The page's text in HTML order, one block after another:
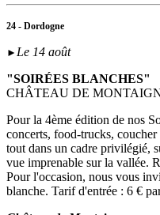
24 - Dordogne
► Le 14 août
"SOIRÉES BLANCHES"
CHÂTEAU DE
Pour la 4ème édition de nos
concerts, food-trucks,
tout dans un cadre privilégié,
vue imprenable sur la vallée.
Pour l'occasion, nous vous
blanche. Tarif d'entrée : 6 €